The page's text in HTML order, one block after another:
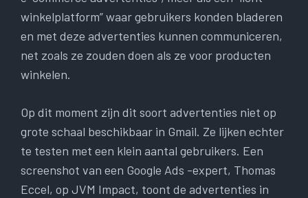
winkelplatform” waar gebruikers konden bladeren
en met deze advertenties kunnen communiceren,
net zoals ze zouden doen als ze voor producten
winkelen.
Op dit moment zijn dit soort advertenties niet op
grote schaal beschikbaar in Gmail. Ze lijken echter
te testen met een klein aantal gebruikers. Een
screenshot van een Google Ads -expert, Thomas
Eccel, op JVM Impact, toont de advertenties in